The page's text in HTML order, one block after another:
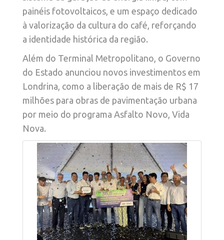
painéis fotovoltaicos, e um espaço dedicado
à valorização da cultura do café, reforçando
a identidade histórica da região.
Além do Terminal Metropolitano, o Governo
do Estado anunciou novos investimentos em
Londrina, como a liberação de mais de R$ 17
milhões para obras de pavimentação urbana
por meio do programa Asfalto Novo, Vida
Nova.